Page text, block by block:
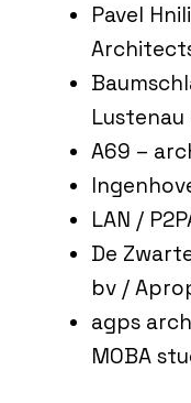
Pavel
Lustenau
A69 –
LAN /
De
bv /
agps
MOBA